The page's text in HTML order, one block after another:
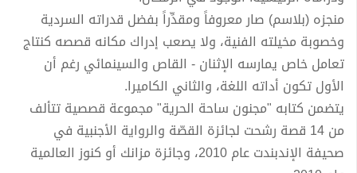
منجزه (بلاسم) صار معروفاً ومقدِّراً بفضل قدراته السردية
وخصوبة مخيلته الفنية، ولا يصعب إدراك مكانه قصصه كنتاج
تعامل خاص يمارسه الإثنان - القاص والسينمائي رغم أن
الأول تكون أداته اللغة، والثاني الكاميرا.
يتضمن كتابه "مجنون ساحة الحرية" مجموعة قصصية تتألف
من 14 قصة رشحت لجائزة القصّة والرواية الأجنبية في
صحيفة الإندبندت عام 2010، وجائزة مزانك أو كنوز العالمية